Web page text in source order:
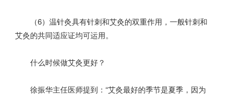
（6）温针灸具有针刺和艾灸的双重作用，一般针刺和
艾灸的共同适应证均可运用。
什么时候做艾灸更好？
徐振华主任医师提到：“艾灸最好的季节是夏季，因为